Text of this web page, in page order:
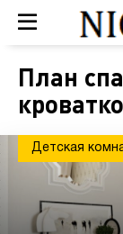
План
Детская